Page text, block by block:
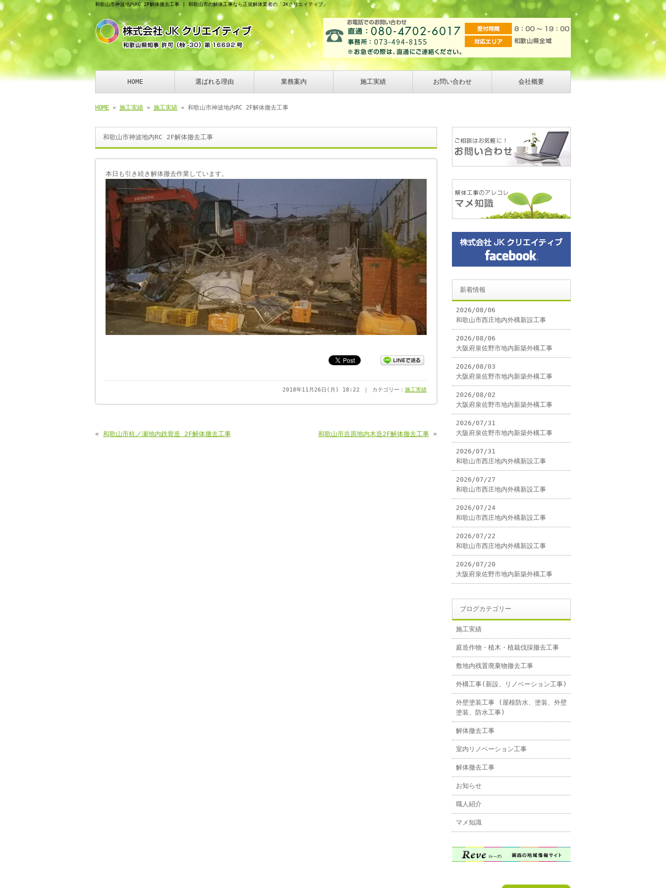
和歌山市神波地内RC 2F解体撤去工事 | 和歌山市の解体工事なら正規解体業者の「JKクリエイティブ」
HOME 選ばれる理由 業務案内 施工実績 お問い合わせ 会社概要
HOME » 施工実績 » 施工実績 » 和歌山市神波地内RC 2F解体撤去工事
和歌山市神波地内RC 2F解体撤去工事
本日も引き続き解体撤去作業しています。
2018年11月26日(月) 18:22 ｜ カテゴリー： 施工実績
« 和歌山市杭ノ瀬地内鉄骨造 2F解体撤去工事 和歌山市吉原地内木造2F解体撤去工事 »
新着情報
2026/08/06
和歌山市西庄地内外構新設工事
2026/08/06
大阪府泉佐野市地内新築外構工事
2026/08/03
大阪府泉佐野市地内新築外構工事
2026/08/02
大阪府泉佐野市地内新築外構工事
2026/07/31
大阪府泉佐野市地内新築外構工事
2026/07/31
和歌山市西庄地内外構新設工事
2026/07/27
和歌山市西庄地内外構新設工事
2026/07/24
和歌山市西庄地内外構新設工事
2026/07/22
和歌山市西庄地内外構新設工事
2026/07/20
大阪府泉佐野市地内新築外構工事
ブログカテゴリー
施工実績
庭造作物・植木・植栽伐採撤去工事
敷地内残置廃棄物撤去工事
外構工事(新設、リノベーション工事)
外壁塗装工事 (屋根防水、塗装、外壁
塗装、防水工事)
解体撤去工事
室内リノベーション工事
解体撤去工事
お知らせ
職人紹介
マメ知識